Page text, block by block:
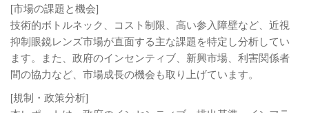
[市場の課題と機会]
技術的ボトルネック、コスト制限、高い参入障壁など、近視
抑制眼鏡レンズ市場が直面する主な課題を特定し分析してい
ます。また、政府のインセンティブ、新興市場、利害関係者
間の協力など、市場成長の機会も取り上げています。
[規制・政策分析]